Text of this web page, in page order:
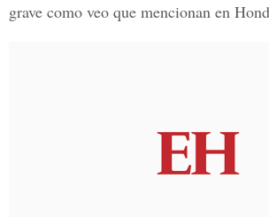
grave como veo que mencionan en